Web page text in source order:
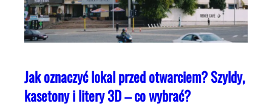
Jak oznaczyć lokal przed otwarciem? Szyldy,
kasetony i litery 3D – co wybrać?